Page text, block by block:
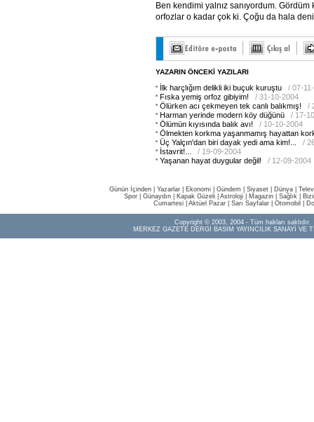
Ben kendimi yalnız sanıyordum.
orfozlar o kadar çok ki. Çoğu da hala
YAZARIN ÖNCEKİ YAZILARI
İlk harçlığım delikli iki buçuk kuruştu
/ 07-
Fıska yemiş orfoz gibiyim!
/ 31-10-2004
Ölürken acı çekmeyen tek canlı balıkmış!
/
Harman yerinde modern köy düğünü
/ 17-
Ölümün kıyısında balık avı!
/ 10-10-2004
Ölmekten korkma yaşanmamış hayattan
Üç Yalçın'dan biri dayak yedi ama kim!...
/
İstavrit!...
/ 19-09-2004
Yaşanan hayat duygular değil!
/ 12-09-2004
Günün İçinden Yazarlar Ekonomi Gündem Siyaset Dünya |
Spor
Günaydın Kapak Güzeli Astroloji Magazin Sağlık
Cumartesi| Aktüel Pazar| Sarı Sayfalar| Otomobil
Copyright © 2003, 2004 - Tüm hakları saklıdır.
MERKEZ GAZETE DERGİ BASIM YAYINCILIK SANAYİ VE